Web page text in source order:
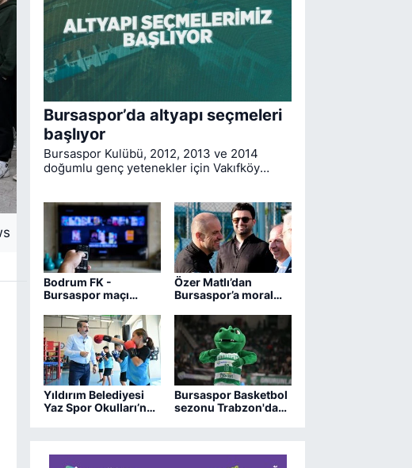
Bursaspor’da altyapı seçmeleri
başlıyor
Bursaspor Kulübü, 2012, 2013 ve 2014
doğumlu genç yetenekler için Vakıfköy
Bodrum FK -
Bursaspor maçı
Özer Matlı’dan
Bursaspor’a moral
Yıldırım Belediyesi
Yaz Spor Okulları’nda
Bursaspor Basketbol
sezonu Trabzon'da